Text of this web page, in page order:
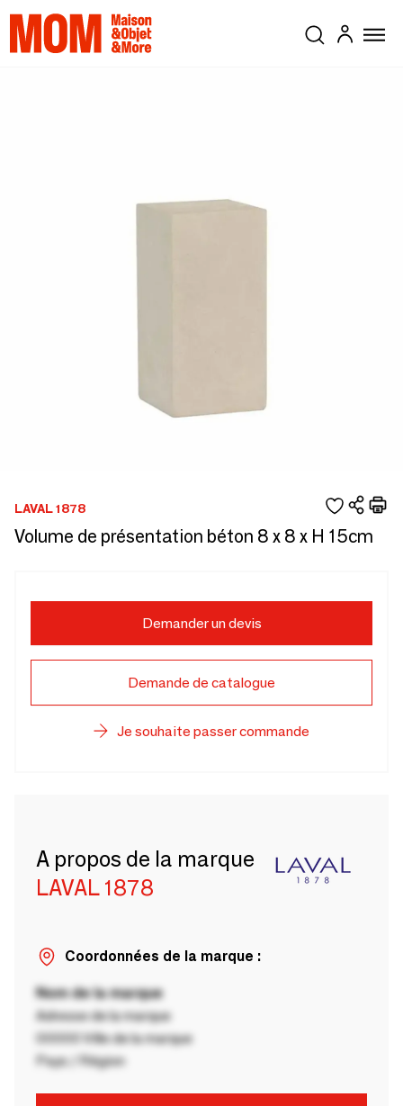
LAVAL 1878
Volume de présentation béton 8 x 8 x H 15cm
Demander un devis
Demande de catalogue
Je souhaite passer commande
A propos de la marque
LAVAL 1878
Coordonnées de la marque :
Nom de la marque
Adresse de la marque
00000 Ville de la marque
Pays / Région